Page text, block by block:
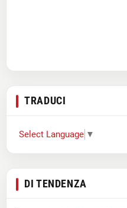
TRADUCI
Select Language ▼
DI TENDENZA